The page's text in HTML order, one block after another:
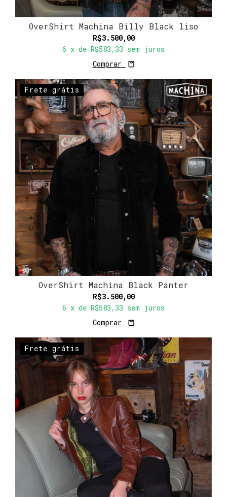
OverShirt Machina Billy Black liso
R$3.500,00
6 x de R$583,33 sem juros
Comprar
Frete grátis
OverShirt Machina Black Panter
R$3.500,00
6 x de R$583,33 sem juros
Comprar
Frete grátis